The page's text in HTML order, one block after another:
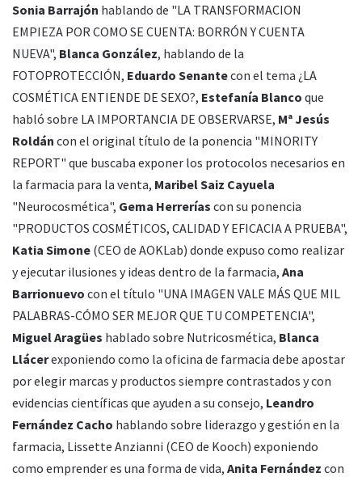
Sonia Barrajón hablando de "LA TRANSFORMACION
EMPIEZA POR COMO SE CUENTA: BORRÓN Y CUENTA
NUEVA", Blanca González, hablando de la
FOTOPROTECCIÓN, Eduardo Senantecon el tema ¿LA
COSMÉTICA ENTIENDE DE SEXO?, Estefanía Blanco que
habló sobre LA IMPORTANCIA DE OBSERVARSE, Mª Jesús
Roldán con el original título de la ponencia "MINORITY
REPORT" que buscaba exponer los protocolos necesarios en
la farmacia para la venta, Maribel Saiz Cayuela
"Neurocosmética", Gema Herrerías con su ponencia
"PRODUCTOS COSMÉTICOS, CALIDAD Y EFICACIA A PRUEBA",
Katia Simone (CEO de AOKLab) donde expuso como realizar
y ejecutar ilusiones y ideas dentro de la farmacia, Ana
Barrionuevo con el título "UNA IMAGEN VALE MÁS QUE MIL
PALABRAS-CÓMO SER MEJOR QUE TU COMPETENCIA",
Miguel Aragües hablado sobre Nutricosmética, Blanca
Llácerexponiendo como la oficina de farmacia debe apostar
por elegir marcas y productos siempre contrastados y con
evidencias científicas que ayuden a su consejo, Leandro
Fernández Cacho hablando sobre liderazgo y gestión en la
farmacia, Lissette Anzianni (CEO de Kooch) exponiendo
como emprender es una forma de vida, Anita Fernández con